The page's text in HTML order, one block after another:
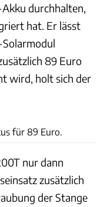
durchhalten,
hat. Er lässt
89 Euro
wird, holt sich der
für 89 Euro.
nur dann
zusätzlich
der Stange